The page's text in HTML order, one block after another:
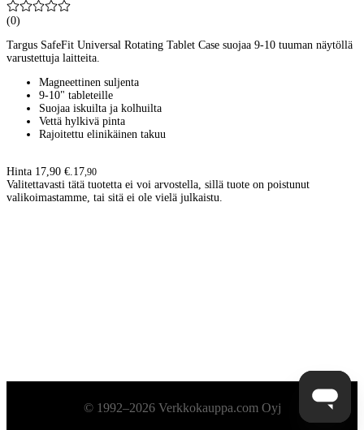
(0)
Targus SafeFit Universal Rotating Tablet Case suojaa 9-10 tuuman näytöllä
varustettuja laitteita.
Magneettinen suljenta
9-10" tableteille
Suojaa iskuilta ja kolhuilta
Vettä hylkivä pinta
Rajoitettu elinikäinen takuu
Hinta 17,90 €. 17,90
Valitettavasti tätä tuotetta ei voi arvostella, sillä tuote on poistunut
valikoimastamme, tai sitä ei ole vielä julkaistu.
Alatunniste© 1992–2026 Verkkokauppa.com Oyj